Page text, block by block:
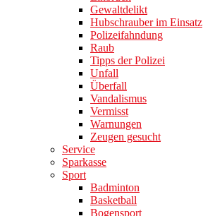
Gewaltdelikt
Hubschrauber im Einsatz
Polizeifahndung
Raub
Tipps der Polizei
Unfall
Überfall
Vandalismus
Vermisst
Warnungen
Zeugen gesucht
Service
Sparkasse
Sport
Badminton
Basketball
Bogensport